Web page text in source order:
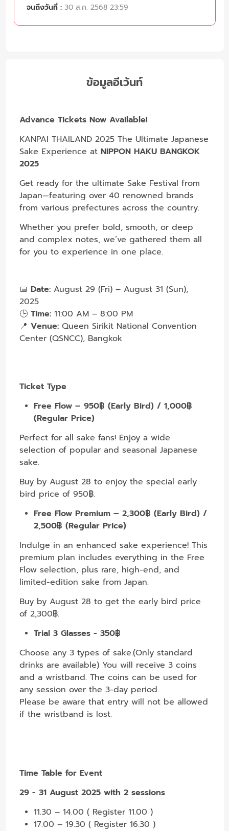
จนถึงวันที่ : 30 ส.ค. 2568 23:59
ข้อมูลอีเว้นท์
Advance Tickets Now Available!
KANPAI THAILAND 2025The Ultimate Japanese
Sake Experience atNIPPON HAKU BANGKOK
2025
Get ready for the ultimate Sake Festival from
Japan—featuring over 40 renowned brands
from various prefectures across the country.
Whether you prefer bold, smooth, or deep
and complex notes, we’ve gathered them all
for you to experience in one place.
📅Date: August 29 (Fri) – August 31 (Sun),
2025
🕒Time: 11:00 AM – 8:00 PM
📍Venue: Queen Sirikit National Convention
Center (QSNCC), Bangkok
Ticket Type
Free Flow – 950฿ (Early Bird) / 1,000฿
(Regular Price)
Perfect for all sake fans! Enjoy a wide
selection of popular and seasonal Japanese
sake.
Buy by August 28 to enjoy the special early
bird price of 950฿.
Free Flow Premium – 2,300฿ (Early Bird) /
2,500฿ (Regular Price)
Indulge in an enhanced sake experience! This
premium plan includes everything in the Free
Flow selection, plus rare, high-end, and
limited-edition sake from Japan.
Buy by August 28 to get the early bird price
of 2,300฿.
Trial 3 Glasses - 350฿
Choose any 3 types of sake.(Only standard
drinks are available) You will receive 3 coins
and a wristband. The coins can be used for
any session over the 3-day period.
Please be aware that entry will not be allowed
if the wristband is lost.
Time Table for Event
29 - 31 August 2025 with 2 sessions
11.30 – 14.00 ( Register 11.00 )
17.00 – 19.30 ( Register 16.30 )